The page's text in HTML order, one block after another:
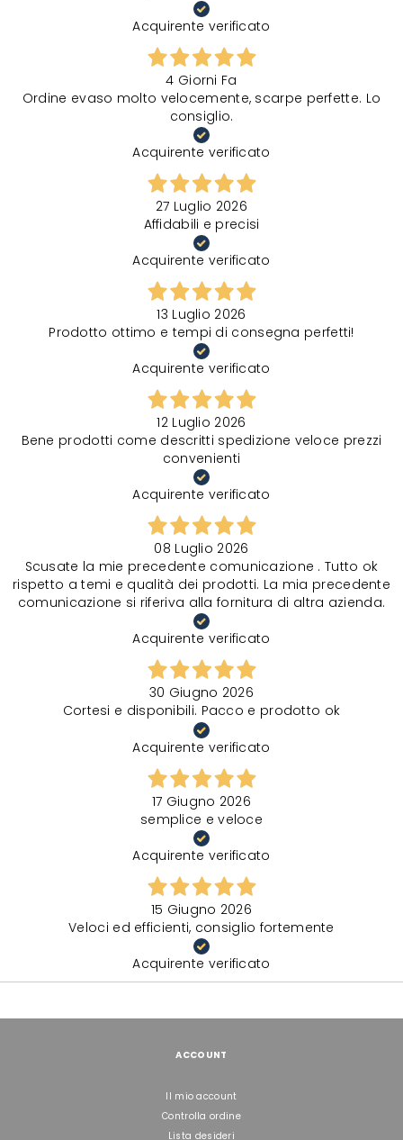
Acquirente verificato
4 Giorni Fa
Ordine evaso molto velocemente, scarpe perfette. Lo
consiglio.
Acquirente verificato
27 Luglio 2026
Affidabili e precisi
Acquirente verificato
13 Luglio 2026
Prodotto ottimo e tempi di consegna perfetti!
Acquirente verificato
12 Luglio 2026
Bene prodotti come descritti spedizione veloce prezzi
convenienti
Acquirente verificato
08 Luglio 2026
Scusate la mie precedente comunicazione . Tutto ok
rispetto a temi e qualità dei prodotti. La mia precedente
comunicazione si riferiva alla fornitura di altra azienda.
Acquirente verificato
30 Giugno 2026
Cortesi e disponibili. Pacco e prodotto ok
Acquirente verificato
17 Giugno 2026
semplice e veloce
Acquirente verificato
15 Giugno 2026
Veloci ed efficienti, consiglio fortemente
Acquirente verificato
ACCOUNT
Il mio account
Controlla ordine
Lista desideri